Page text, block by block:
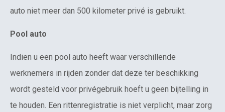
auto niet meer dan 500 kilometer privé is gebruikt.
Pool auto
Indien u een pool auto heeft waar verschillende
werknemers in rijden zonder dat deze ter beschikking
wordt gesteld voor privégebruik hoeft u geen bijtelling in
te houden. Een rittenregistratie is niet verplicht, maar zorg